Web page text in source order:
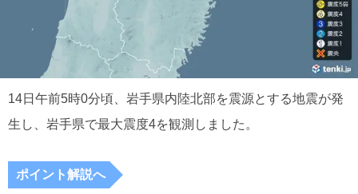
14日午前5時0分頃、岩手県内陸北部を震源とする地震が発
生し、岩手県で最大震度4を観測しました。
ポイント解説へ